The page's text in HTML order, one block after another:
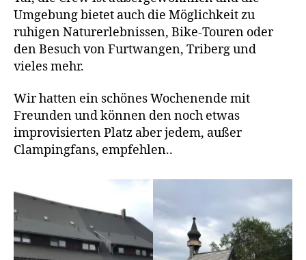
Umgebung bietet auch die Möglichkeit zu
ruhigen Naturerlebnissen, Bike-Touren oder
den Besuch von Furtwangen, Triberg und
vieles mehr.
Wir hatten ein schönes Wochenende mit
Freunden und können den noch etwas
improvisierten Platz aber jedem, außer
Clampingfans, empfehlen..